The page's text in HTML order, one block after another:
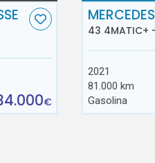
€
43 4MATIC+
2021
81.000 km
Gasolina